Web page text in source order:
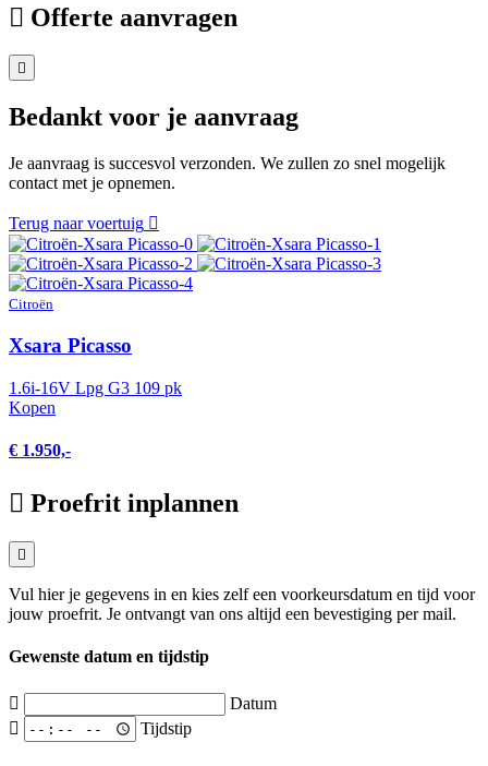
Offerte aanvragen
Bedankt voor je aanvraag
Je aanvraag is succesvol verzonden. We zullen zo snel mogelijk
contact met je opnemen.
Terug naar voertuig
Citroën
Xsara Picasso
1.6i-16V Lpg G3 109 pk
Kopen
€ 1.950,-
Proefrit inplannen
Vul hier je gegevens in en kies zelf een voorkeursdatum en tijd voor
jouw proefrit. Je ontvangt van ons altijd een bevestiging per mail.
Gewenste datum en tijdstip
Datum
Tijdstip